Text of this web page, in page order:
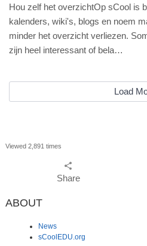
Hou zelf het overzichtOp sCool is
kalenders, wiki's, blogs en noem
minder het overzicht verliezen.
zijn heel interessant of bela…
Load
Viewed 2,891 times
share
Share
ABOUT
News
sCoolEDU.org